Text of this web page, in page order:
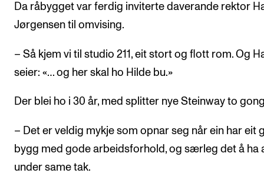
Da råbygget var ferdig inviterte daverande rektor
Jørgensen til omvising.
– Så kjem vi til studio 211, eit stort og flott rom. Og
seier: «… og her skal ho Hilde bu.»
Der blei ho i 30 år, med splitter nye Steinway to
– Det er veldig mykje som opnar seg når ein har eit
bygg med gode arbeidsforhold, og særleg det å ha
under same tak.